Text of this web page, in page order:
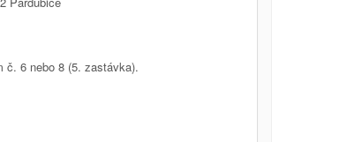
č. 6 nebo 8 (5. zastávka).